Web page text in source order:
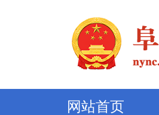
网站首页